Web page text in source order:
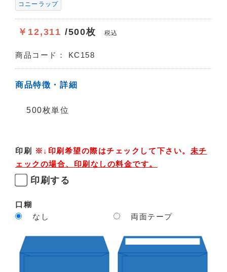
コニーラップ
￥12,311 /500枚 税込
商品コード： KC158
商品特徴・詳細
500枚単位
印刷 ※↓印刷希望の際はチェックして下さい。 未チ
ェックの場合、印刷なしの料金です。
印刷する
口糊
なし
両面テープ